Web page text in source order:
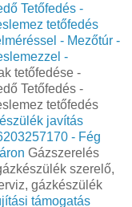
Tetőfedés -
tetőfedés
- Mezőtúr -
-
tetőfedése -
Tetőfedés -
tetőfedés
javítás
- Fég
Gázszerelés
szerelő,
gázkészülék
támogatás